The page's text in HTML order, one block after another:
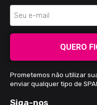
QUERO
Prometemos não utilizar
enviar qualquer tipo de
Siga-nos